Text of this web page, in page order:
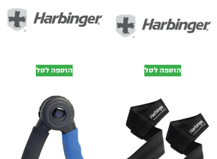
הוספה לסל הוספה לסל